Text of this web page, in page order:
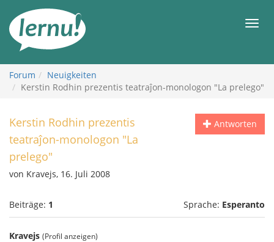
Inhalt
Forum
Neuigkeiten
Kerstin Rodhin prezentis teatraĵon-monologon "La prelego"
Antworten
Kerstin Rodhin prezentis
teatraĵon-monologon "La
prelego"
von Kravejs, 16. Juli 2008
Beiträge: 1 Sprache: Esperanto
Kravejs (Profil anzeigen)